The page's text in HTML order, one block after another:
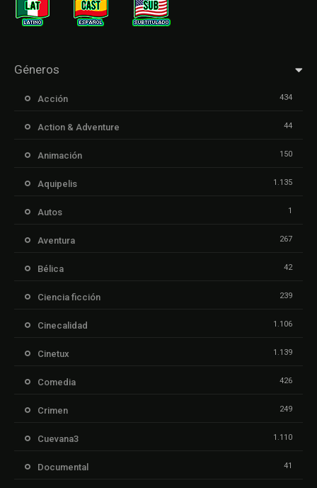
Géneros
Acción 434
Action & Adventure 44
Animación 150
Aquipelis 1.135
Autos 1
Aventura 267
Bélica 42
Ciencia ficción 239
Cinecalidad 1.106
Cinetux 1.139
Comedia 426
Crimen 249
Cuevana3 1.110
Documental 41